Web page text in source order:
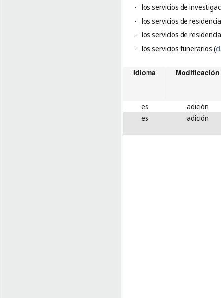
- los servicios de
- los servicios de
- los servicios de
- los servicios funerarios (
Idioma Modificación
es
adición
es
adición